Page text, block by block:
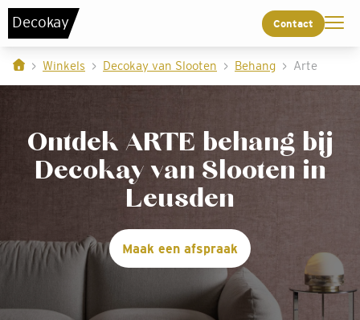
Decokay Contact
Winkels Decokay van Slooten Behang Arte
Ontdek ARTE behang bij
Decokay van Slooten in
Leusden
Maak een afspraak